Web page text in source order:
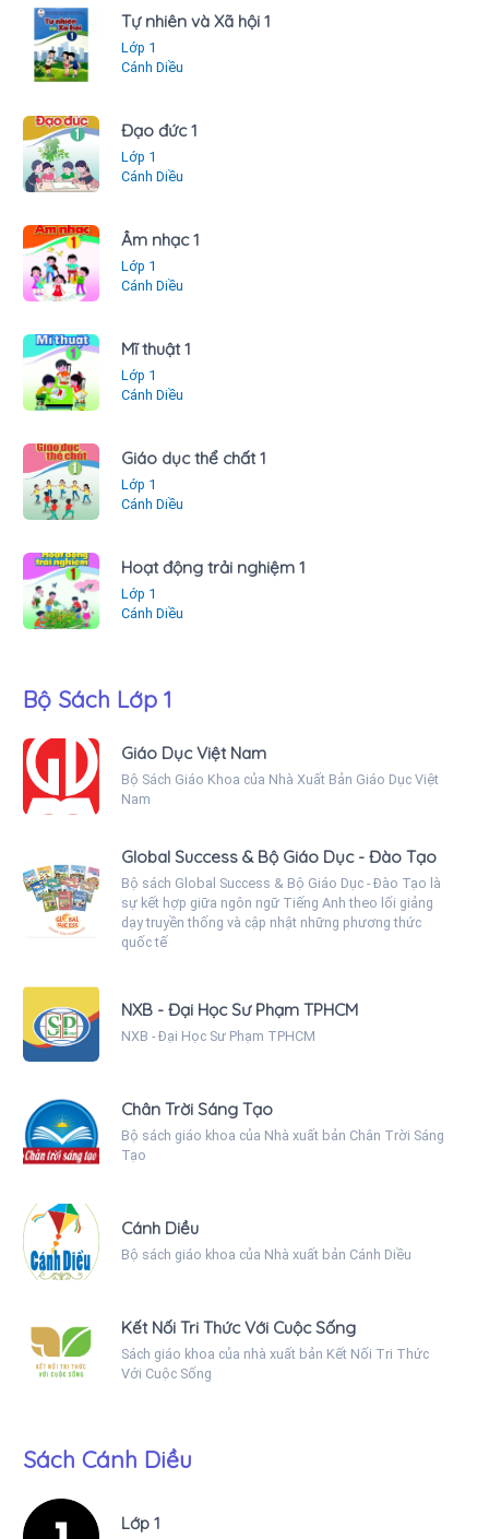
Tự nhiên và Xã hội 1
Lớp 1
Cánh Diều
Đạo đức 1
Lớp 1
Cánh Diều
Âm nhạc 1
Lớp 1
Cánh Diều
Mĩ thuật 1
Lớp 1
Cánh Diều
Giáo dục thể chất 1
Lớp 1
Cánh Diều
Hoạt động trải nghiệm 1
Lớp 1
Cánh Diều
Bộ Sách Lớp 1
Giáo Dục Việt Nam
Bộ Sách Giáo Khoa của Nhà Xuất Bản Giáo Dục Việt
Nam
Global Success & Bộ Giáo Dục - Đào Tạo
Bộ sách Global Success & Bộ Giáo Dục - Đào Tạo là
sự kết hợp giữa ngôn ngữ Tiếng Anh theo lối giảng
dạy truyền thống và cập nhật những phương thức
quốc tế
NXB - Đại Học Sư Phạm TPHCM
NXB - Đại Học Sư Phạm TPHCM
Chân Trời Sáng Tạo
Bộ sách giáo khoa của Nhà xuất bản Chân Trời Sáng
Tạo
Cánh Diều
Bộ sách giáo khoa của Nhà xuất bản Cánh Diều
Kết Nối Tri Thức Với Cuộc Sống
Sách giáo khoa của nhà xuất bản Kết Nối Tri Thức
Với Cuộc Sống
Sách Cánh Diều
Lớp 1